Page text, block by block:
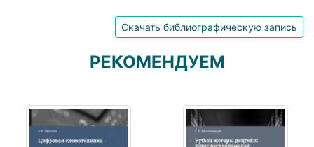
Скачать библиографическую запись
РЕКОМЕНДУЕМ